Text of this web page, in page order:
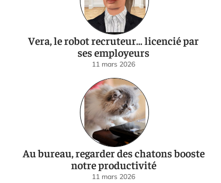
Vera, le robot recruteur… licencié par
ses employeurs
11 mars 2026
Au bureau, regarder des chatons booste
notre productivité
11 mars 2026